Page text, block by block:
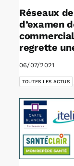
Réseaux
d’examen
regrette
06/07/2021
TOUTES LES ACTUS